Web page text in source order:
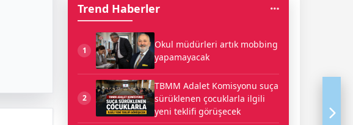
Trend Haberler
1
Okul müdürleri artık mobbing
yapamayacak
2
TBMM Adalet Komisyonu suça
sürüklenen çocuklarla ilgili
yeni teklifi görüşecek